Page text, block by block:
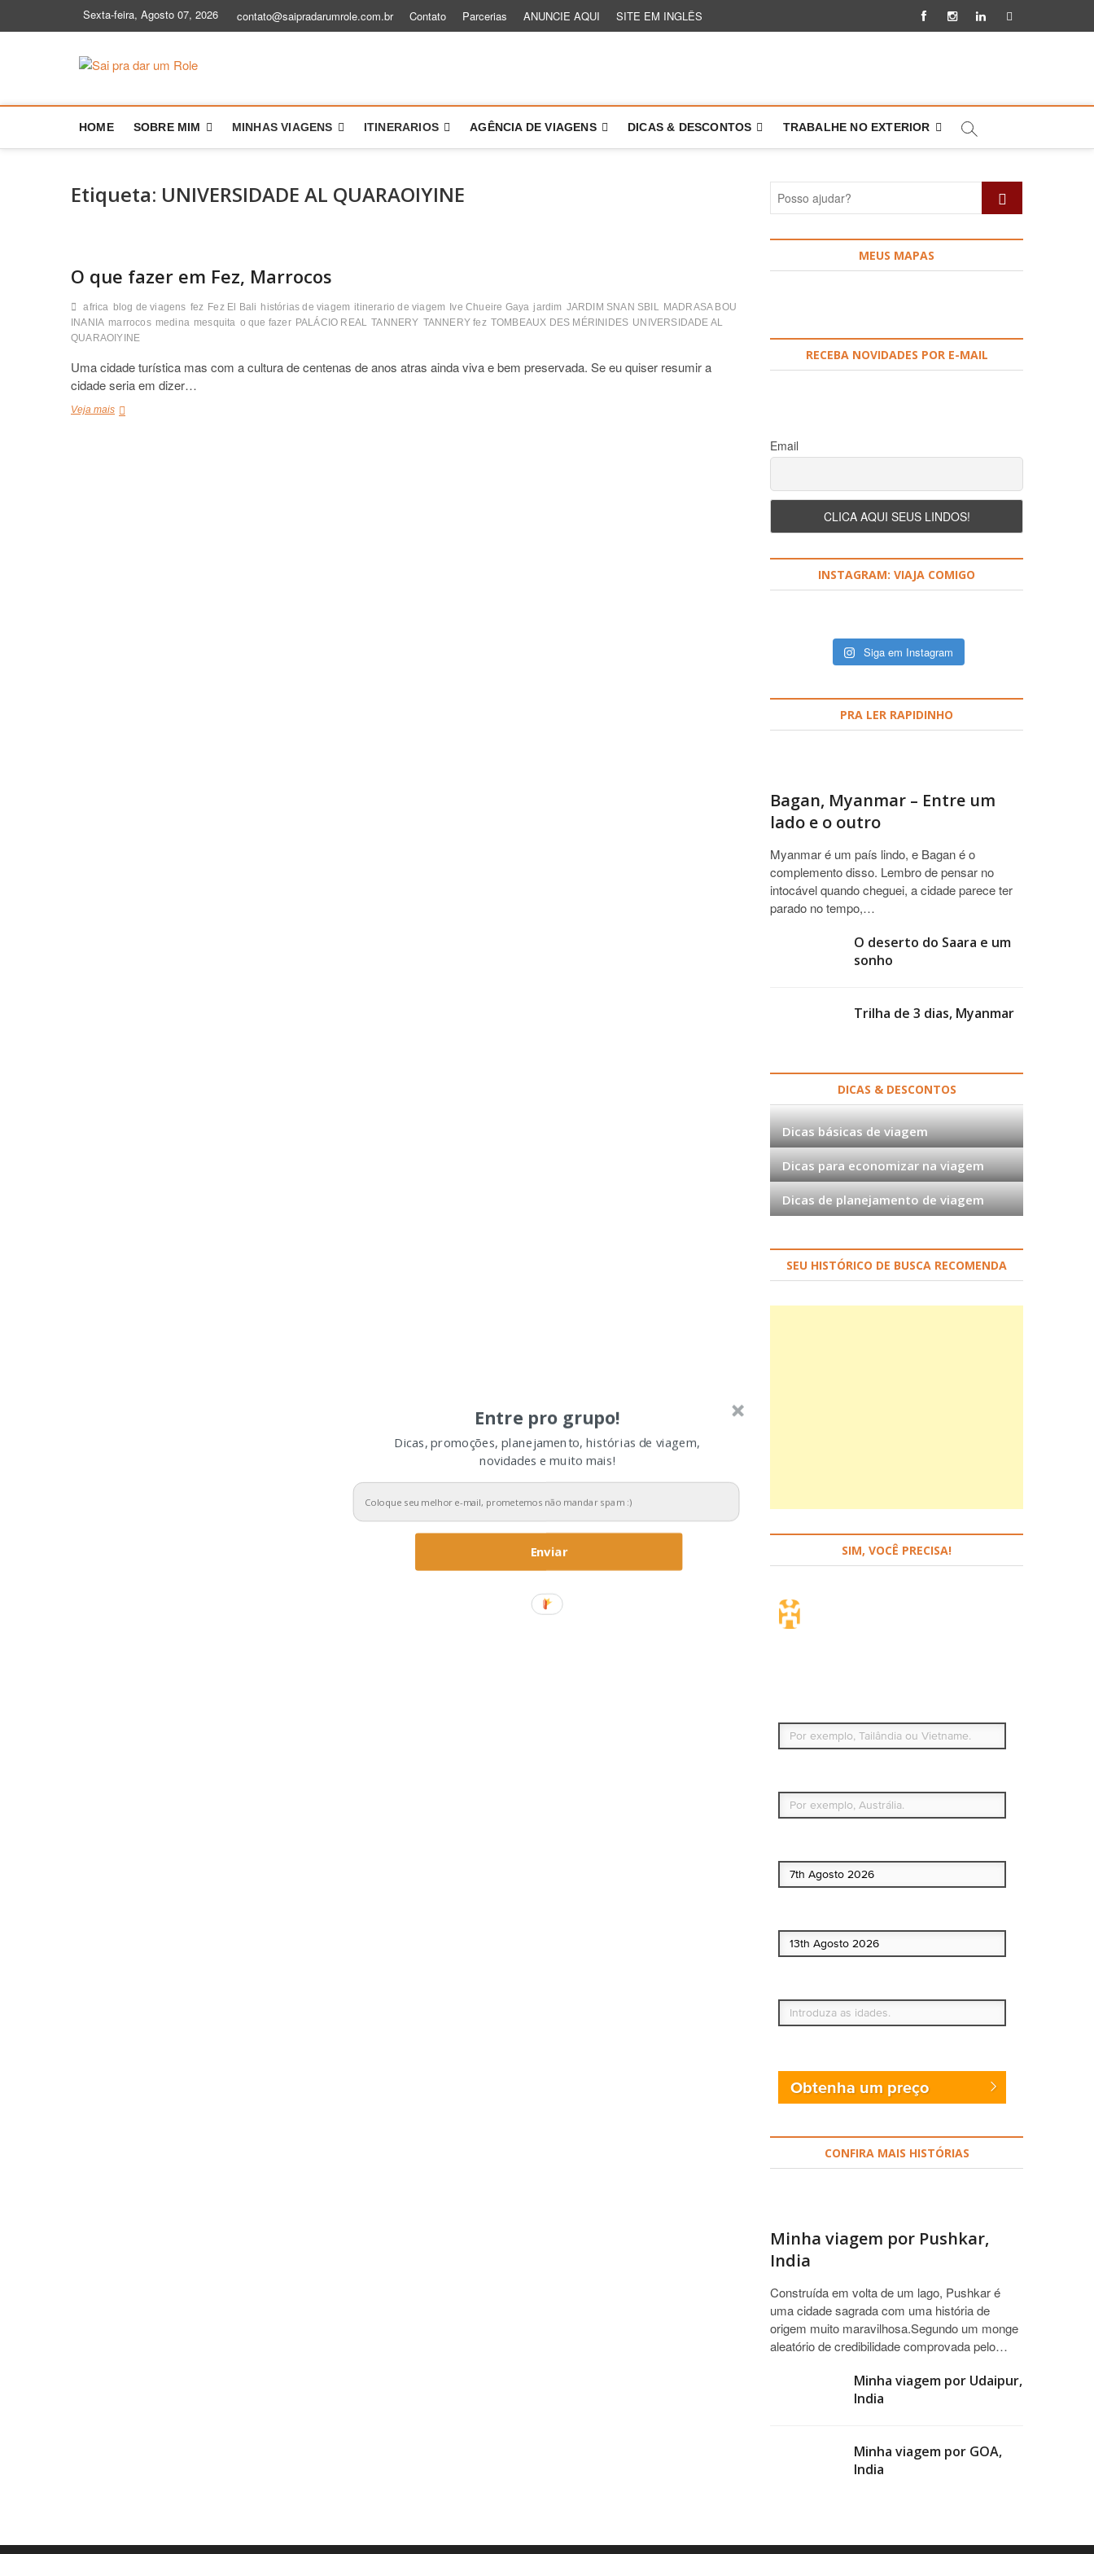
Sexta-feira, Agosto 07, 2026 contato@saipradarumrole.com.br Contato Parcerias ANUNCIE AQUI SITE EM INGLÊS FacebookInstagramLinkedinPinterest
HOME SOBRE MIM MINHAS VIAGENS ITINERARIOS AGÊNCIA DE VIAGENS DICAS & DESCONTOS TRABALHE NO EXTERIOR
Etiqueta: UNIVERSIDADE AL QUARAOIYINE
O que fazer em Fez, Marrocos
africa blog de viagens fez Fez El Bali histórias de viagem itinerario de viagem Ive Chueire Gaya jardim JARDIM SNAN SBIL MADRASA BOU
INANIA marrocos medina mesquita o que fazer PALÁCIO REAL TANNERY TANNERY fez TOMBEAUX DES MÉRINIDES UNIVERSIDADE AL
QUARAOIYINE
Uma cidade turística mas com a cultura de centenas de anos atras ainda viva e bem preservada. Se eu quiser resumir a
cidade seria em dizer…
Veja maisO
ajudar?
MEUS MAPAS
RECEBA NOVIDADES POR E-MAIL
Email
INSTAGRAM: VIAJA COMIGO
Siga em Instagram
PRA LER RAPIDINHO
Bagan, Myanmar – Entre um
lado e o outro
Myanmar é um país lindo, e Bagan é o
complemento disso. Lembro de pensar no
intocável quando cheguei, a cidade parece ter
parado no tempo,…
O deserto do Saara e um
sonho
Trilha de 3 dias, Myanmar
DICAS & DESCONTOS
Dicas básicas de viagem
Dicas para economizar na viagem
Dicas de planejamento de viagem
SEU HISTÓRICO DE BUSCA RECOMENDA
SIM, VOCÊ PRECISA!
Obtenha um preço
CONFIRA MAIS HISTÓRIAS
Minha viagem por Pushkar,
India
Construída em volta de um lago, Pushkar é
uma cidade sagrada com uma história de
origem muito maravilhosa.Segundo um monge
aleatório de credibilidade comprovada pelo…
Minha viagem por Udaipur,
India
Minha viagem por GOA,
India
Entre pro grupo!
Dicas, promoções, planejamento, histórias de viagem,
novidades e muito mais!
Enviar